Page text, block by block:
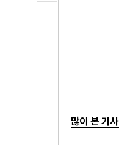
많이 본 기사